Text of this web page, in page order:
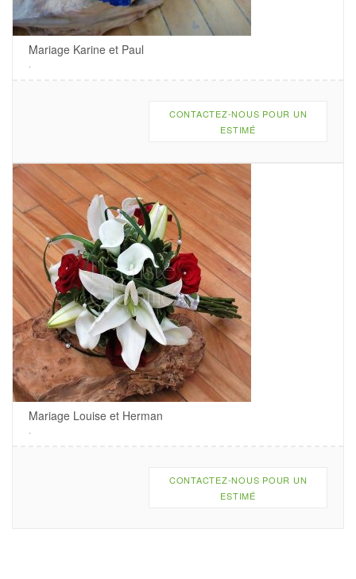
Mariage Karine et Paul
CONTACTEZ-NOUS POUR UN
ESTIMÉ
Mariage Louise et Herman
CONTACTEZ-NOUS POUR UN
ESTIMÉ